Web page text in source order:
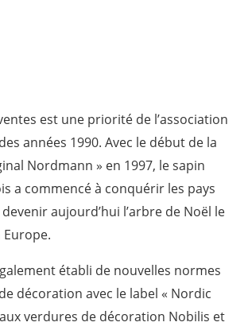
est une priorité de l’association
années 1990. Avec le début de la
Nordmann » en 1997, le sapin
a commencé à conquérir les pays
aujourd’hui l’arbre de Noël le
établi de nouvelles normes
décoration avec le label « Nordic
verdures de décoration Nobilis et